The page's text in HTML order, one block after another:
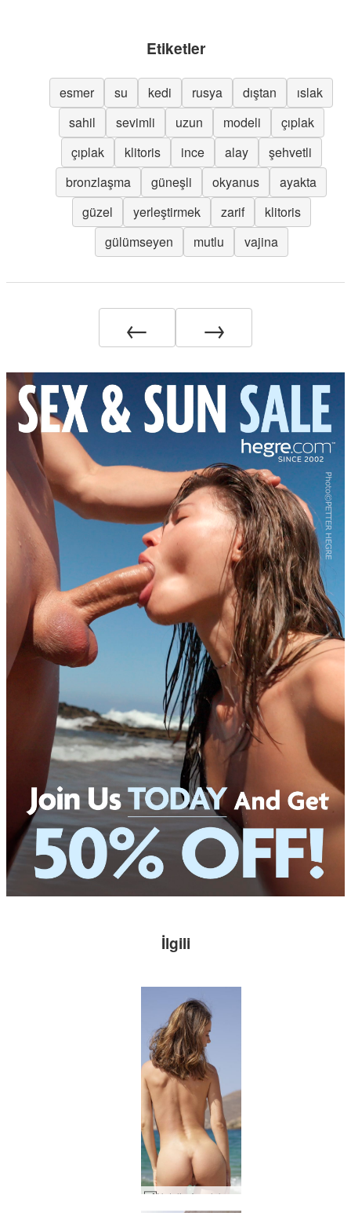
Etiketler
esmer su kedi rusya dıştan
ıslak
sahil
sevimli uzun modeli
çıplak
çıplak
klitoris ince alay
şehvetli
bronzlaşma
güneşli okyanus
ayakta
güzel
yerleştirmek zarif
klitoris
gülümseyen
mutlu vajina
← →
İlgili
Natalia A çıplak Güneşte #14